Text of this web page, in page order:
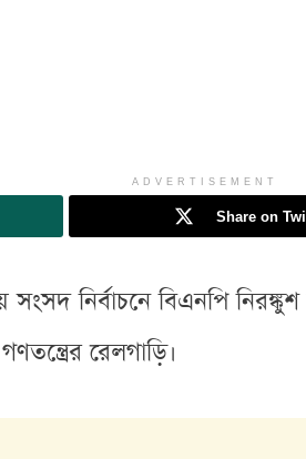
ADVERTISEMENT
Share on
নির্বাচনে বিএনপি নিরঙ্কুশ
রেলগাড়ি।